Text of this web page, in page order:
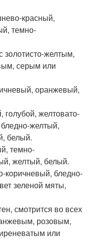
красный,
темно-
золотисто-желтым,
серым или
оранжевый,
желтовато-
желтый,
белый.
темно-
желтый, белый.
коричневый, бледно-
зеленой мяты,
смотрится во всех
розовым,
или